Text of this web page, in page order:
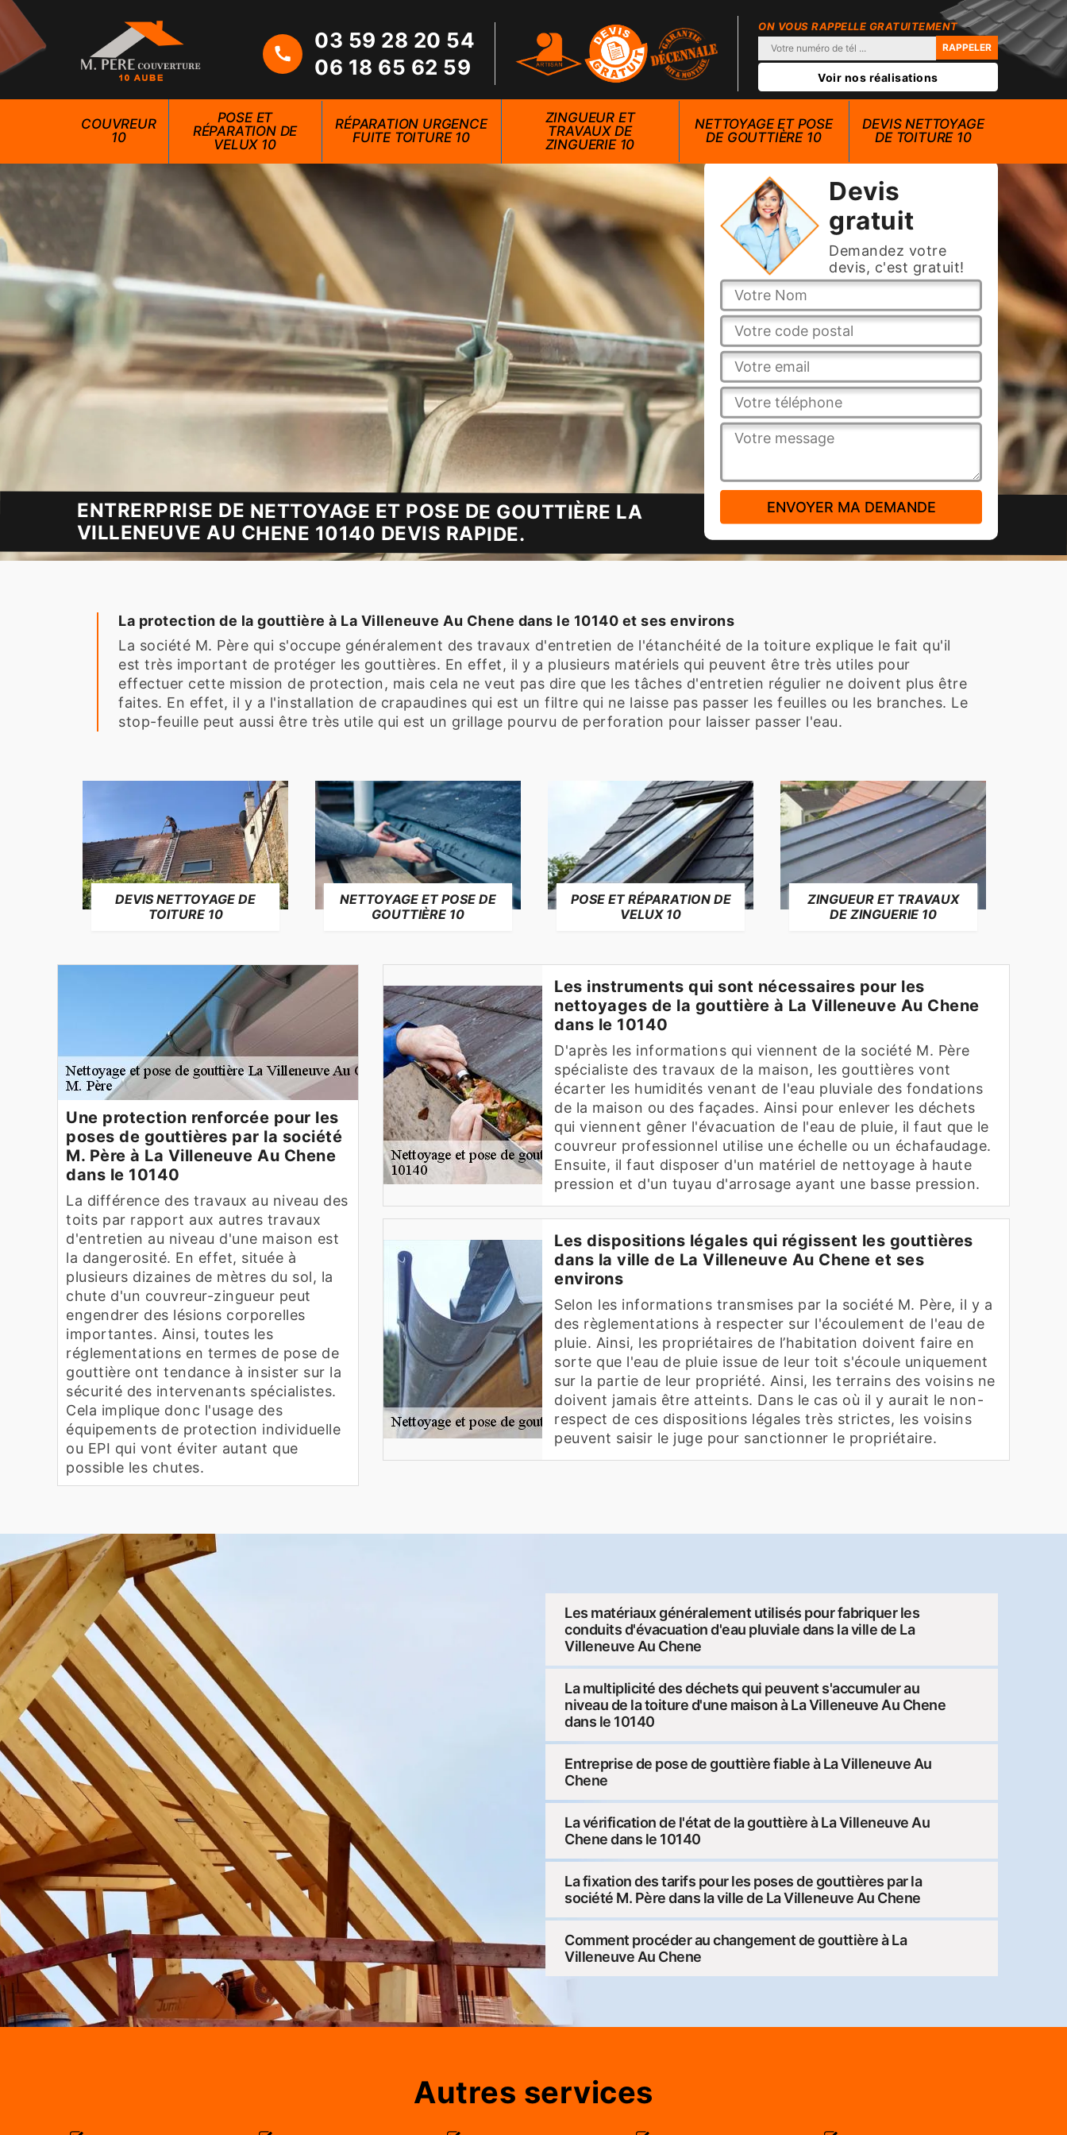
03 59 28 20 54
06 18 65 62 59
ON VOUS RAPPELLE GRATUITEMENT
Voir nos réalisations
COUVREUR
10
POSE ET
RÉPARATION DE
VELUX 10
RÉPARATION URGENCE
FUITE TOITURE 10
ZINGUEUR ET
TRAVAUX DE
ZINGUERIE 10
NETTOYAGE ET POSE
DE GOUTTIÈRE 10
DEVIS NETTOYAGE
DE TOITURE 10
Devis
gratuit
Demandez votre
devis, c'est gratuit!
ENTRERPRISE DE NETTOYAGE ET POSE DE GOUTTIÈRE LA
VILLENEUVE AU CHENE 10140 DEVIS RAPIDE.
La protection de la gouttière à La Villeneuve Au Chene dans le 10140 et ses environs
La société M. Père qui s'occupe généralement des travaux d'entretien de l'étanchéité de la toiture explique le fait qu'il
est très important de protéger les gouttières. En effet, il y a plusieurs matériels qui peuvent être très utiles pour
effectuer cette mission de protection, mais cela ne veut pas dire que les tâches d'entretien régulier ne doivent plus être
faites. En effet, il y a l'installation de crapaudines qui est un filtre qui ne laisse pas passer les feuilles ou les branches. Le
stop-feuille peut aussi être très utile qui est un grillage pourvu de perforation pour laisser passer l'eau.
DEVIS NETTOYAGE DE
TOITURE 10
NETTOYAGE ET POSE DE
GOUTTIÈRE 10
POSE ET RÉPARATION DE
VELUX 10
ZINGUEUR ET TRAVAUX
DE ZINGUERIE 10
Une protection renforcée pour les
poses de gouttières par la société
M. Père à La Villeneuve Au Chene
dans le 10140
La différence des travaux au niveau des
toits par rapport aux autres travaux
d'entretien au niveau d'une maison est
la dangerosité. En effet, située à
plusieurs dizaines de mètres du sol, la
chute d'un couvreur-zingueur peut
engendrer des lésions corporelles
importantes. Ainsi, toutes les
réglementations en termes de pose de
gouttière ont tendance à insister sur la
sécurité des intervenants spécialistes.
Cela implique donc l'usage des
équipements de protection individuelle
ou EPI qui vont éviter autant que
possible les chutes.
Les instruments qui sont nécessaires pour les
nettoyages de la gouttière à La Villeneuve Au Chene
dans le 10140
D'après les informations qui viennent de la société M. Père
spécialiste des travaux de la maison, les gouttières vont
écarter les humidités venant de l'eau pluviale des fondations
de la maison ou des façades. Ainsi pour enlever les déchets
qui viennent gêner l'évacuation de l'eau de pluie, il faut que le
couvreur professionnel utilise une échelle ou un échafaudage.
Ensuite, il faut disposer d'un matériel de nettoyage à haute
pression et d'un tuyau d'arrosage ayant une basse pression.
Les dispositions légales qui régissent les gouttières
dans la ville de La Villeneuve Au Chene et ses
environs
Selon les informations transmises par la société M. Père, il y a
des règlementations à respecter sur l'écoulement de l'eau de
pluie. Ainsi, les propriétaires de l’habitation doivent faire en
sorte que l'eau de pluie issue de leur toit s'écoule uniquement
sur la partie de leur propriété. Ainsi, les terrains des voisins ne
doivent jamais être atteints. Dans le cas où il y aurait le non-
respect de ces dispositions légales très strictes, les voisins
peuvent saisir le juge pour sanctionner le propriétaire.
Les matériaux généralement utilisés pour fabriquer les
conduits d'évacuation d'eau pluviale dans la ville de La
Villeneuve Au Chene
La multiplicité des déchets qui peuvent s'accumuler au
niveau de la toiture d'une maison à La Villeneuve Au Chene
dans le 10140
Entreprise de pose de gouttière fiable à La Villeneuve Au
Chene
La vérification de l'état de la gouttière à La Villeneuve Au
Chene dans le 10140
La fixation des tarifs pour les poses de gouttières par la
société M. Père dans la ville de La Villeneuve Au Chene
Comment procéder au changement de gouttière à La
Villeneuve Au Chene
Autres services